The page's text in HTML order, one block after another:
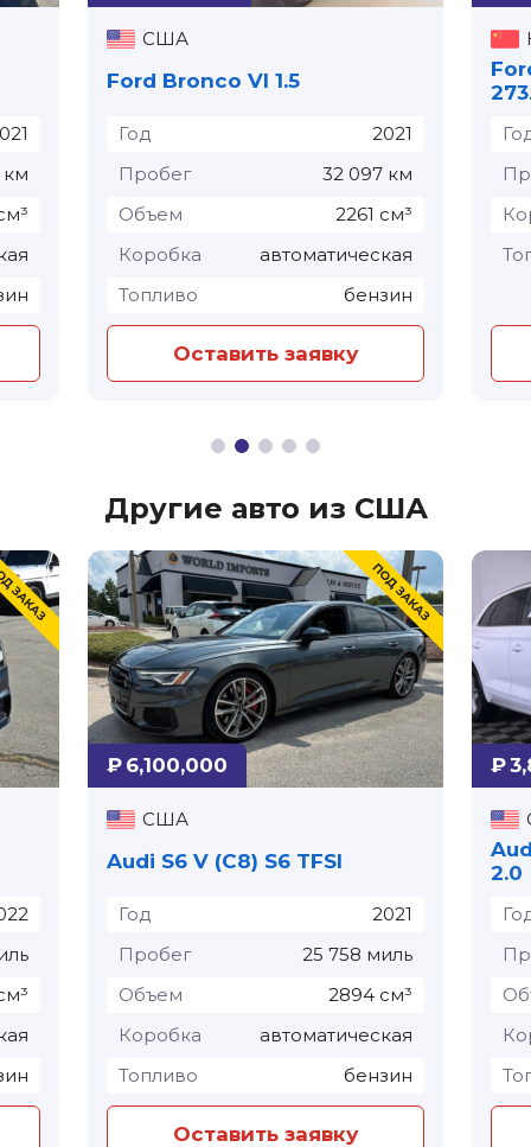
км
США
Ford Bronco VI 1.5
Год
2021
Пробег
32 097 км
Объем
2261 см³
Коробка
автоматическая
Топливо
бензин
Оставить заявку
Другие авто из США
₽ 6,100,000
США
Audi S6 V (C8) S6 TFSI⁠
Год
2021
Пробег
25 758 миль
Объем
2894 см³
Коробка
автоматическая
Топливо
бензин
Оставить заявку
₽
2.0